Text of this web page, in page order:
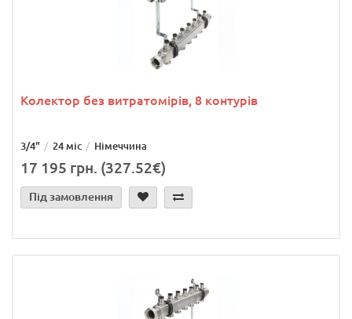
Колектор без витратомірів, 8 контурів
3/4" 24 міс Німеччина
17 195 грн. (327.52€)
Під замовлення